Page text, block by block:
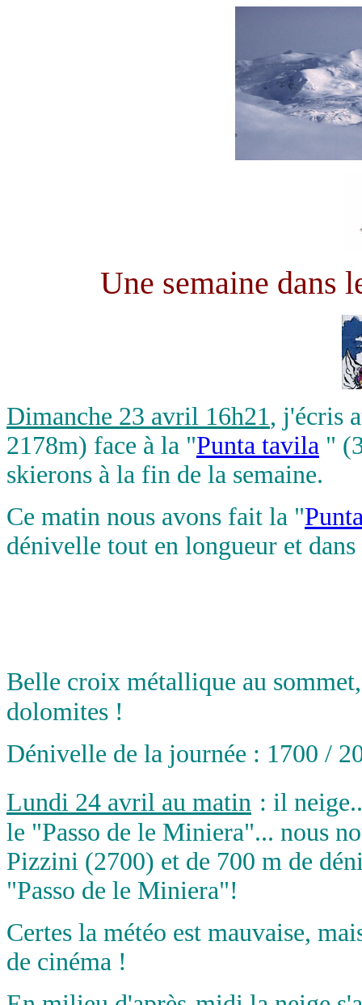
Une semaine dans
Dimanche 23 avril 16h21, j'écris
2178m) face à la "Punta tavila "
skierons à la fin de la semaine.
Ce matin nous avons fait la "
dénivelle tout en longueur et
Belle croix métallique au
dolomites !
Dénivelle de la journée : 1700 /
Lundi 24 avril au matin : il
le "Passo de le Miniera"... nous
Pizzini (2700) et de 700 m de
"Passo de le Miniera"!
Certes la météo est mauvaise,
de cinéma !